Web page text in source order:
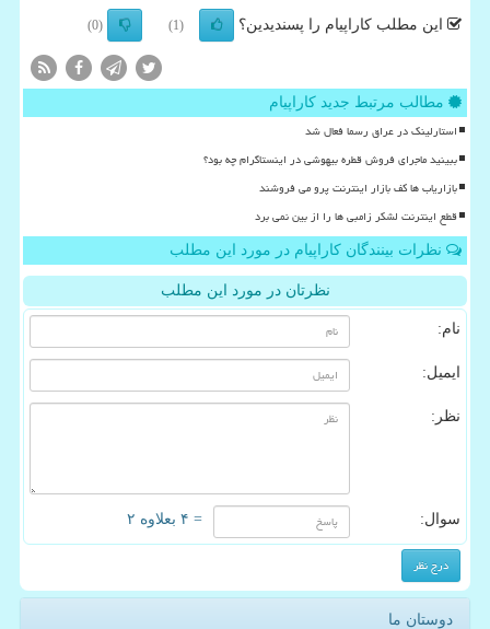
این مطلب کاراپیام را پسندیدین؟ (1)
(0)
مطالب مرتبط جدید کاراپیام
استارلینک در عراق رسما فعال شد
ببینید ماجرای فروش قطره بیهوشی در اینستاگرام چه بود؟
بازاریاب ها کف بازار اینترنت پرو می فروشند
قطع اینترنت لشکر زامبی ها را از بین نمی برد
نظرات بینندگان کاراپیام در مورد این مطلب
نظرتان در مورد این مطلب
نام:
ایمیل:
نظر:
سوال: = ۴ بعلاوه ۲
دوستان ما